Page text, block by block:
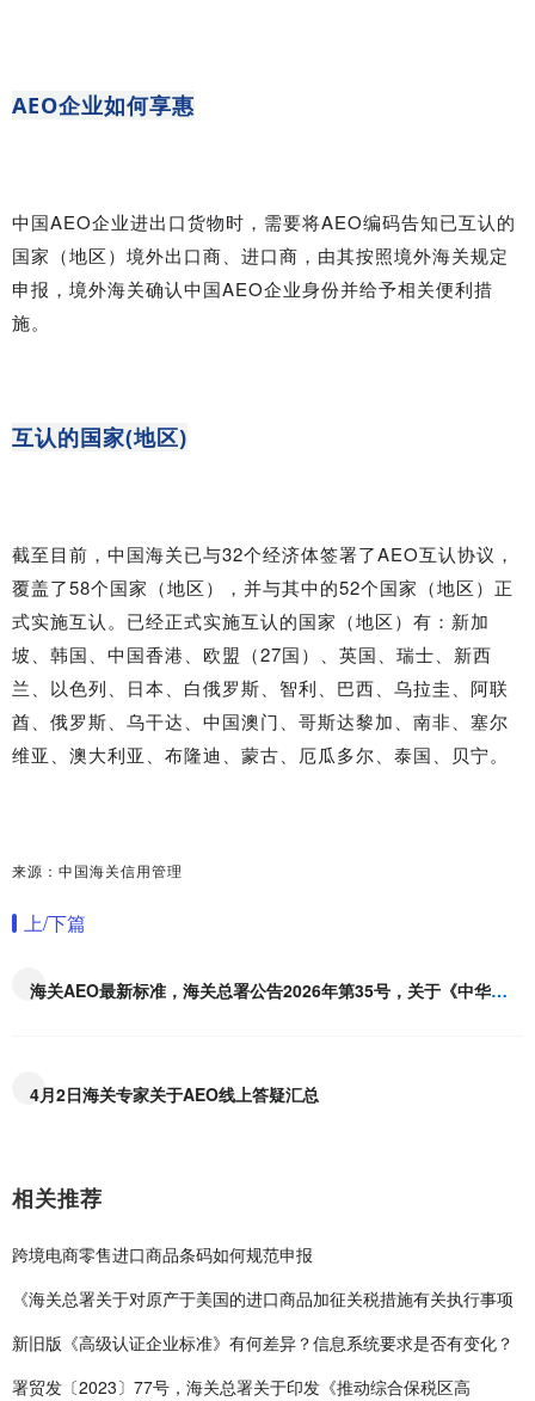
AEO企业如何享惠
中国AEO企业进出口货物时，需要将AEO编码告知已互认的
国家（地区）境外出口商、进口商，由其按照境外海关规定
申报，境外海关确认中国AEO企业身份并给予相关便利措
施。
互认的国家(地区)
截至目前，中国海关已与32个经济体签署了AEO互认协议，
覆盖了58个国家（地区），并与其中的52个国家（地区）正
式实施互认。已经正式实施互认的国家（地区）有：新加
坡、韩国、中国香港、欧盟（27国）、英国、瑞士、新西
兰、以色列、日本、白俄罗斯、智利、巴西、乌拉圭、阿联
酋、俄罗斯、乌干达、中国澳门、哥斯达黎加、南非、塞尔
维亚、澳大利亚、布隆迪、蒙古、厄瓜多尔、泰国、贝宁。
来源：中国海关信用管理
上/下篇
海关AEO最新标准，海关总署公告2026年第35号，关于《中华人民共和国海关注册登记和备案企业信用管理办法》所涉及法律文书格式文本的公告
4月2日海关专家关于AEO线上答疑汇总
相关推荐
跨境电商零售进口商品条码如何规范申报
《海关总署关于对原产于美国的进口商品加征关税措施有关执行事项
新旧版《高级认证企业标准》有何差异？信息系统要求是否有变化？
署贸发〔2023〕77号，海关总署关于印发《推动综合保税区高